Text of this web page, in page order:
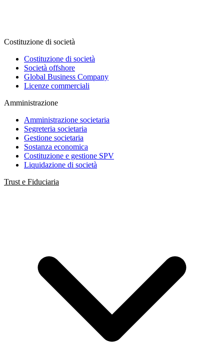
Costituzione di società
Costituzione di società
Società offshore
Global Business Company
Licenze commerciali
Amministrazione
Amministrazione societaria
Segreteria societaria
Gestione societaria
Sostanza economica
Costituzione e gestione SPV
Liquidazione di società
Trust e Fiduciaria